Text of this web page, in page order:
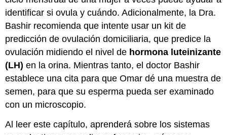
identificar si ovula y cuándo. Adicionalmente, la Dra.
Bashir recomienda que intente usar un kit de
predicción de ovulación domiciliaria, que predice la
ovulación midiendo el nivel de hormona luteinizante
(LH) en la orina. Mientras tanto, el doctor Bashir
establece una cita para que Omar dé una muestra de
semen, para que su esperma pueda ser examinado
con un microscopio.
Al leer este capítulo, aprenderá sobre los sistemas